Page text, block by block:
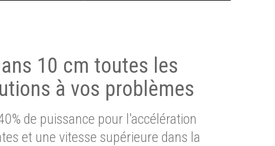
10 cm toutes les
à vos problèmes
de puissance pour l'accélération
et une vitesse supérieure dans la